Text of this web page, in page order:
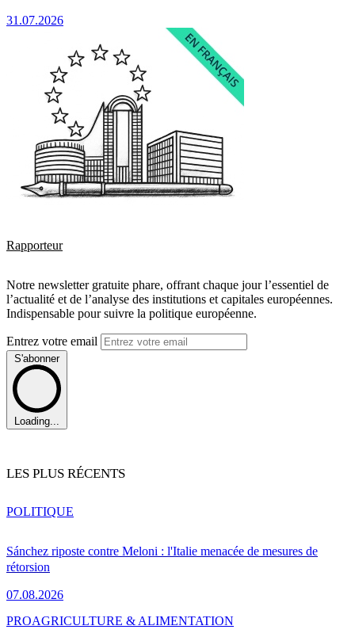
31.07.2026
Rapporteur
Notre newsletter gratuite phare, offrant chaque jour l’essentiel de
l’actualité et de l’analyse des institutions et capitales européennes.
Indispensable pour suivre la politique européenne.
Entrez votre email
S'abonner
Loading...
LES PLUS RÉCENTS
Sánchez riposte contre Meloni : l'Italie menacée de mesures de
rétorsion
07.08.2026
POLITIQUE
PROAGRICULTURE & ALIMENTATION